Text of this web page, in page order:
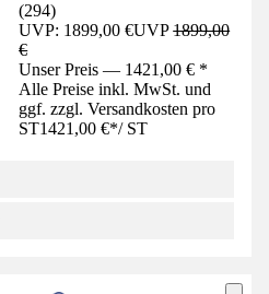
(294)
UVP: 1899,00 €UVP1899,00
€
Unser Preis — 1421,00 € *
Alle Preise inkl. MwSt. und
ggf. zzgl. Versandkosten pro
ST1421,00 €*/ ST